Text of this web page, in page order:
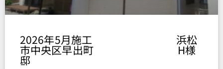
2026年5月施工 浜松
市中央区早出町 H様
邸